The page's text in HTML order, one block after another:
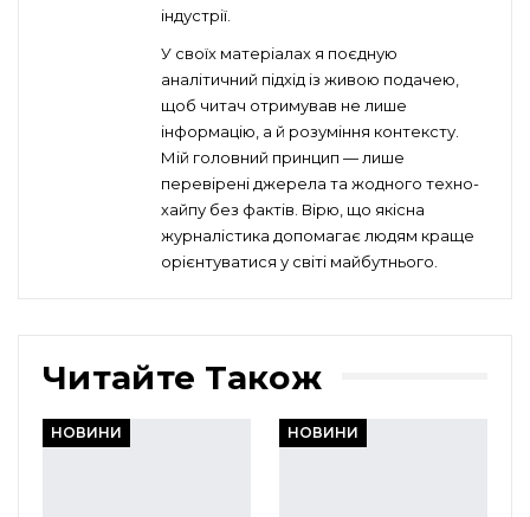
індустрії.
У своїх матеріалах я поєдную
аналітичний підхід із живою подачею,
щоб читач отримував не лише
інформацію, а й розуміння контексту.
Мій головний принцип — лише
перевірені джерела та жодного техно-
хайпу без фактів. Вірю, що якісна
журналістика допомагає людям краще
орієнтуватися у світі майбутнього.
Читайте Також
НОВИНИ НОВИНИ